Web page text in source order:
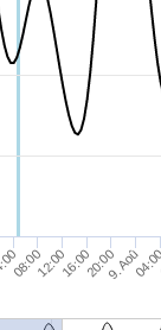
08:0012:0016:0020:009. Aoû